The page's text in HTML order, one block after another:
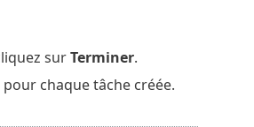
surTerminer.
pour chaque tâche créée.